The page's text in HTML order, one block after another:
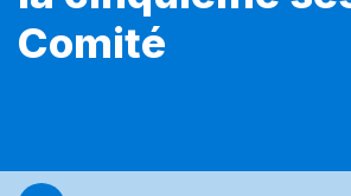
Comité